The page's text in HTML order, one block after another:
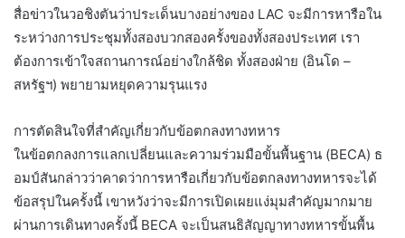
สื่อข่าวในวอชิงตันว่าประเด็นบางอย่างของ LAC จะมีการหารือใน
ระหว่างการประชุมทั้งสองบวกสองครั้งของทั้งสองประเทศ เรา
ต้องการเข้าใจสถานการณ์อย่างใกล้ชิด ทั้งสองฝ่าย (อินโด –
สหรัฐฯ) พยายามหยุดความรุนแรง
การตัดสินใจที่สำคัญเกี่ยวกับข้อตกลงทางทหาร
ในข้อตกลงการแลกเปลี่ยนและความร่วมมือขั้นพื้นฐาน (BECA) ธ
อมป์สันกล่าวว่าคาดว่าการหารือเกี่ยวกับข้อตกลงทางทหารจะได้
ข้อสรุปในครั้งนี้ เขาหวังว่าจะมีการเปิดเผยแง่มุมสำคัญมากมาย
ผ่านการเดินทางครั้งนี้ BECA จะเป็นสนธิสัญญาทางทหารขั้นพื้น